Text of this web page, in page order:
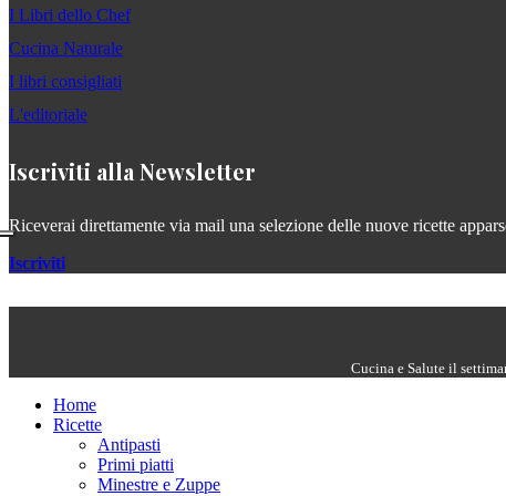
I Libri dello Chef
Cucina Naturale
I libri consigliati
L'editoriale
Iscriviti alla Newsletter
Riceverai direttamente via mail una selezione delle nuove ricette
Iscriviti
Cucina e Salute il
Home
Ricette
Antipasti
Primi piatti
Minestre e Zuppe